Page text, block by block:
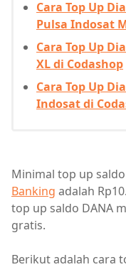
Cara Top Up
Pulsa Indosat
Cara Top Up
XL di Codashop
Cara Top Up
Indosat di
Minimal top up
Banking adalah
top up saldo DANA
gratis.
Berikut adalah cara